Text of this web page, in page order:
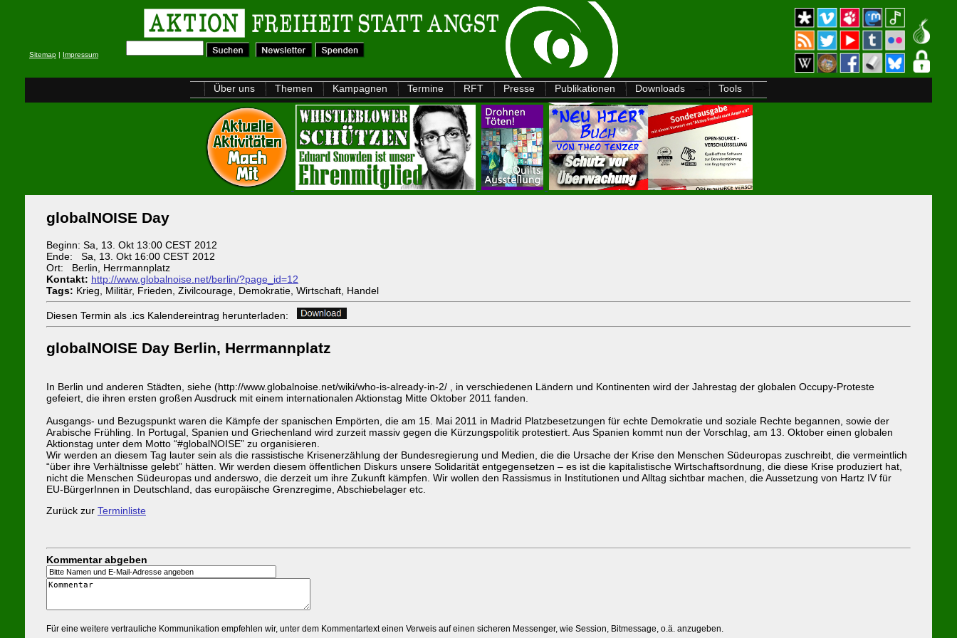
Sitemap | Impressum
Über uns Themen Kampagnen Termine RFT Presse Publikationen Downloads Tools
globalNOISE Day
Beginn: Sa, 13. Okt 13:00 CEST 2012
Ende: Sa, 13. Okt 16:00 CEST 2012
Ort: Berlin, Herrmannplatz
Kontakt: http://www.globalnoise.net/berlin/?page_id=12
Tags: Krieg, Militär, Frieden, Zivilcourage, Demokratie, Wirtschaft, Handel
Diesen Termin als .ics Kalendereintrag herunterladen:
globalNOISE Day Berlin, Herrmannplatz
In Berlin und anderen Städten, siehe (http://www.globalnoise.net/wiki/who-is-already-in-2/ , in verschiedenen Ländern und Kontinenten wird der Jahrestag der globalen Occupy-Proteste
gefeiert, die ihren ersten großen Ausdruck mit einem internationalen Aktionstag Mitte Oktober 2011 fanden.
Ausgangs- und Bezugspunkt waren die Kämpfe der spanischen Empörten, die am 15. Mai 2011 in Madrid Platzbesetzungen für echte Demokratie und soziale Rechte begannen, sowie der
Arabische Frühling. In Portugal, Spanien und Griechenland wird zurzeit massiv gegen die Kürzungspolitik protestiert. Aus Spanien kommt nun der Vorschlag, am 13. Oktober einen globalen
Aktionstag unter dem Motto “#globalNOISE” zu organisieren.
Wir werden an diesem Tag lauter sein als die rassistische Krisenerzählung der Bundesregierung und Medien, die die Ursache der Krise den Menschen Südeuropas zuschreibt, die vermeintlich
“über ihre Verhältnisse gelebt” hätten. Wir werden diesem öffentlichen Diskurs unsere Solidarität entgegensetzen – es ist die kapitalistische Wirtschaftsordnung, die diese Krise produziert hat,
nicht die Menschen Südeuropas und anderswo, die derzeit um ihre Zukunft kämpfen. Wir wollen den Rassismus in Institutionen und Alltag sichtbar machen, die Aussetzung von Hartz IV für
EU-BürgerInnen in Deutschland, das europäische Grenzregime, Abschiebelager etc.
Zurück zur Terminliste
Kommentar abgeben
Für eine weitere vertrauliche Kommunikation empfehlen wir, unter dem Kommentartext einen Verweis auf einen sicheren Messenger, wie Session, Bitmessage, o.ä. anzugeben.